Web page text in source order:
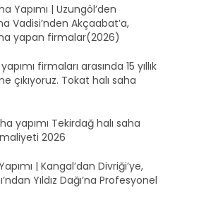
Yapımı | Uzungöl’den
Vadisi’nden Akçaabat’a,
yapan firmalar(2026)
firmaları arasında 15 yıllık
çıkıyoruz. Tokat halı saha
yapımı Tekirdağ halı saha
2026
| Kangal’dan Divriği’ye,
Yıldız Dağı’na Profesyonel